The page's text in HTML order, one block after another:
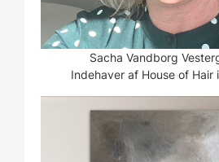
Sacha Vandborg
Indehaver af House of Hair